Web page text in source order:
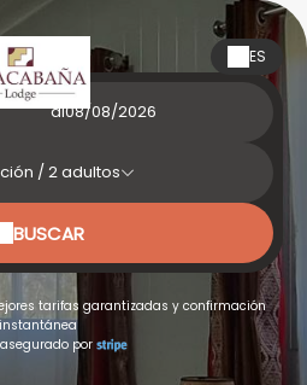
ES
al
/2adultos
BUSCAR
tarifas garantizadas y confirmación
instantánea
por